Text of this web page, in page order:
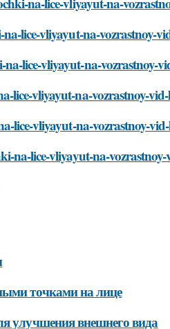
lice-vliyayut-na-vozrastnoy-
lice-vliyayut-na-vozrastnoy-
lice-vliyayut-na-vozrastnoy-
lice-vliyayut-na-vozrastnoy-
na-lice-vliyayut-na-
точками на лице
улучшения внешнего вида